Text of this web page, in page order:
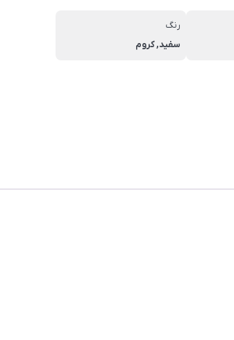
رنگ
سفید, کروم